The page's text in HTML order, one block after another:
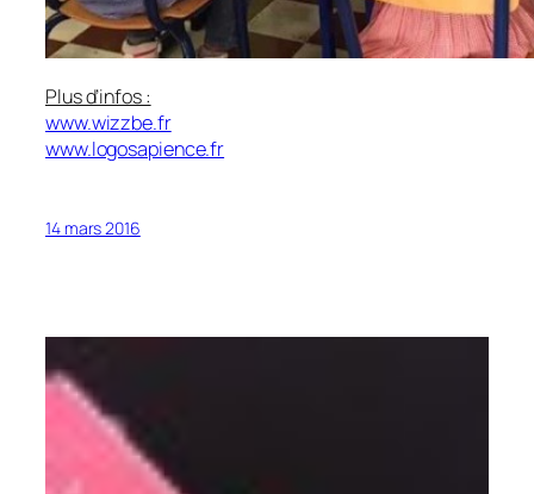
Plus d’infos :
www.wizzbe.fr
www.logosapience.fr
14 mars 2016